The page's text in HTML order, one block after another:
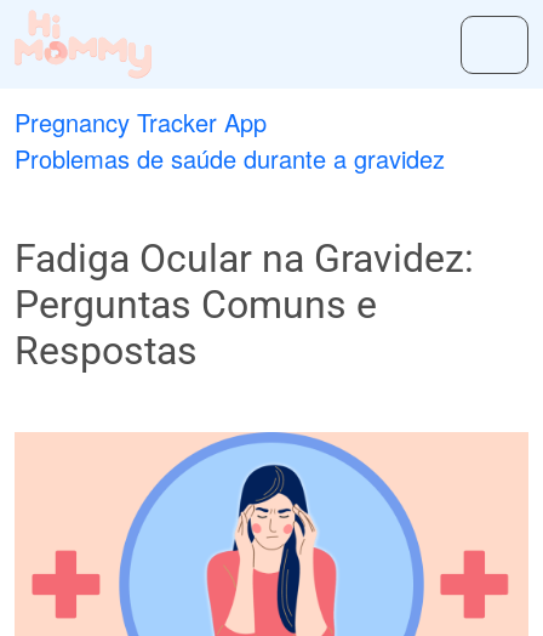
Pregnancy Tracker App
Problemas de saúde durante a gravidez
Fadiga Ocular na Gravidez:
Perguntas Comuns e
Respostas